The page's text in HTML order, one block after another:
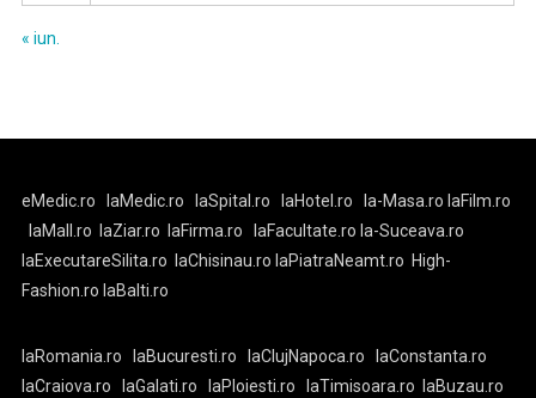
« iun.
eMedic.ro laMedic.ro laSpital.ro laHotel.ro la-Masa.ro laFilm.ro
laMall.ro
laZiar.ro laFirma.ro laFacultate.ro la-Suceava.ro
laExecutareSilita.ro
laChisinau.ro laPiatraNeamt.ro High-
Fashion.ro laBalti.ro
laRomania.ro laBucuresti.ro laClujNapoca.ro
laConstanta.ro
laCraiova.ro
laGalati.ro laPloiesti.ro laTimisoara.ro laBuzau.ro